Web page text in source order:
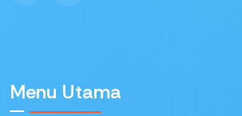
Menu Utama